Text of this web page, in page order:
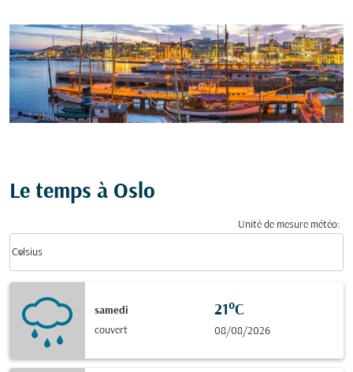
Le temps à Oslo
Unité de mesure météo:
Celsius
keyboard_arrow_down
samedi
couvert
21°C
08/08/2026